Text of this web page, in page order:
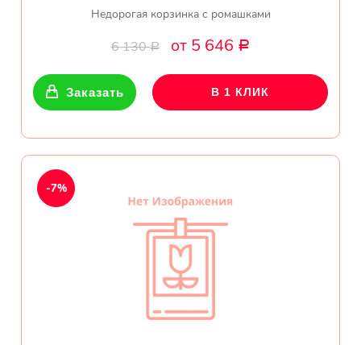
Недорогая корзинка с ромашками
6 130Р от 5 646 Р
Заказать В 1 КЛИК
-7%